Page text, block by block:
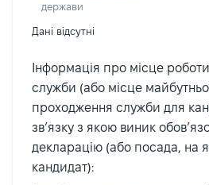
держави
Дані відсутні
Інформація про місце
служби (або місце
проходження служби для
зв’язку з якою виник
декларацію (або посада, на
кандидат):